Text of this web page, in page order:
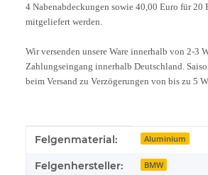
4 Nabenabdeckungen sowie 40,00 Euro für 20
mitgeliefert werden.
Wir versenden unsere Ware innerhalb von 2-3
Zahlungseingang innerhalb Deutschland.
beim Versand zu Verzögerungen von bis zu 5
Produkteigenschaft
Wert
Felgenmaterial: Aluminium
Felgenhersteller: BMW